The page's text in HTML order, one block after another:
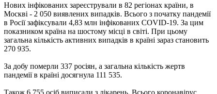
Нових інфікованих зареєстрували в 82 регіонах країни, в
Москві - 2 050 виявлених випадків. Всього з початку пандемії
в Росії зафіксували 4,83 млн інфікованих COVID-19. За цим
показником країна на шостому місці в світі. При цьому
загальна кількість активних випадків в країні зараз становить
270 935.
За добу померли 337 росіян, а загальна кількість жертв
пандемії в країні досягнула 111 535.
Також 6 755 осіб виписали з лікарень. Всього коронавірус